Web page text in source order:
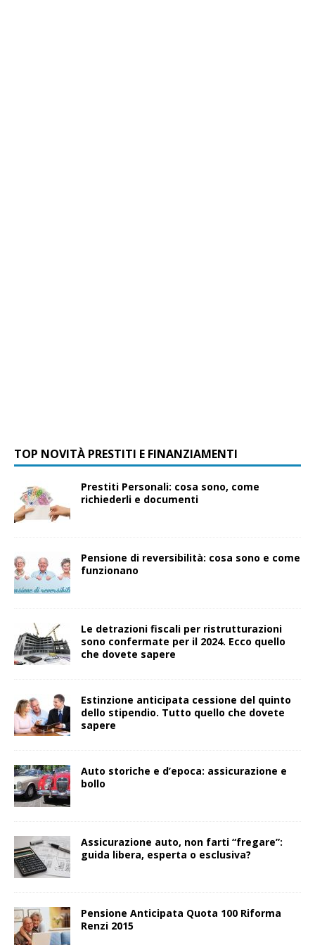
TOP NOVITÀ PRESTITI E FINANZIAMENTI
Prestiti Personali: cosa sono, come
richiederli e documenti
Pensione di reversibilità: cosa sono e come
funzionano
Le detrazioni fiscali per ristrutturazioni
sono confermate per il 2024. Ecco quello
che dovete sapere
Estinzione anticipata cessione del quinto
dello stipendio. Tutto quello che dovete
sapere
Auto storiche e d’epoca: assicurazione e
bollo
Assicurazione auto, non farti “fregare”:
guida libera, esperta o esclusiva?
Pensione Anticipata Quota 100 Riforma
Renzi 2015